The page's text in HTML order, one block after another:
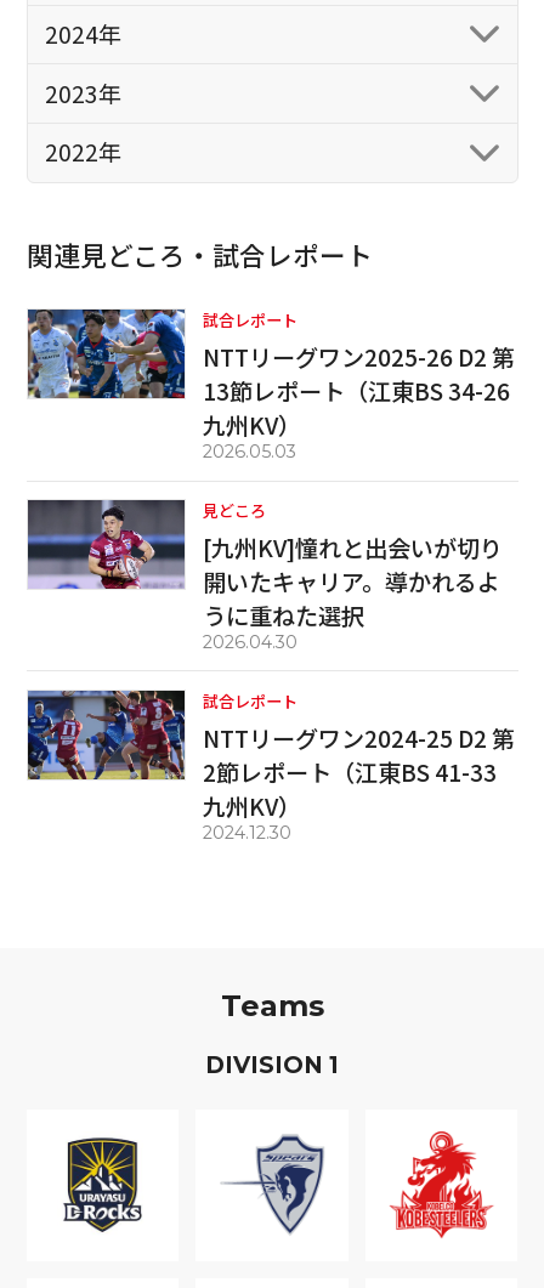
2024年
2023年
2022年
関連見どころ・試合レポート
試合レポート
NTTリーグワン2025-26 D2 第
13節レポート（江東BS 34-26
九州KV）
2026.05.03
見どころ
[九州KV]憧れと出会いが切り
開いたキャリア。導かれるよ
うに重ねた選択
2026.04.30
試合レポート
NTTリーグワン2024-25 D2 第
2節レポート（江東BS 41-33
九州KV）
2024.12.30
Teams
DIVISION 1